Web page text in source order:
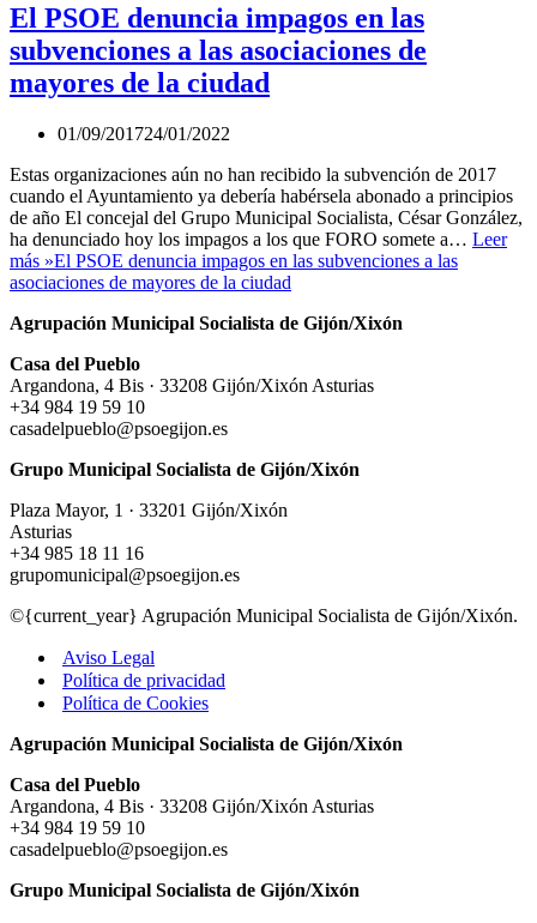
El PSOE denuncia impagos en las
subvenciones a las asociaciones de
mayores de la ciudad
01/09/201724/01/2022
Estas organizaciones aún no han recibido la subvención de 2017
cuando el Ayuntamiento ya debería habérsela abonado a principios
de año El concejal del Grupo Municipal Socialista, César González,
ha denunciado hoy los impagos a los que FORO somete a… Leer
más »El PSOE denuncia impagos en las subvenciones a las
asociaciones de mayores de la ciudad
Agrupación Municipal Socialista de Gijón/Xixón
Casa del Pueblo
Argandona, 4 Bis · 33208 Gijón/Xixón Asturias
+34 984 19 59 10
casadelpueblo@psoegijon.es
Grupo Municipal Socialista de Gijón/Xixón
Plaza Mayor, 1 · 33201 Gijón/Xixón
Asturias
+34 985 18 11 16
grupomunicipal@psoegijon.es
©{current_year} Agrupación Municipal Socialista de Gijón/Xixón.
Aviso Legal
Política de privacidad
Política de Cookies
Agrupación Municipal Socialista de Gijón/Xixón
Casa del Pueblo
Argandona, 4 Bis · 33208 Gijón/Xixón Asturias
+34 984 19 59 10
casadelpueblo@psoegijon.es
Grupo Municipal Socialista de Gijón/Xixón